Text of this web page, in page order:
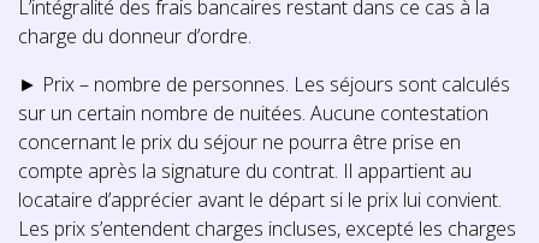
L’intégralité des frais bancaires restant dans ce cas à la
charge du donneur d’ordre.
► Prix – nombre de personnes. Les séjours sont calculés
sur un certain nombre de nuitées. Aucune contestation
concernant le prix du séjour ne pourra être prise en
compte après la signature du contrat. Il appartient au
locataire d’apprécier avant le départ si le prix lui convient.
Les prix s’entendent charges incluses, excepté les charges